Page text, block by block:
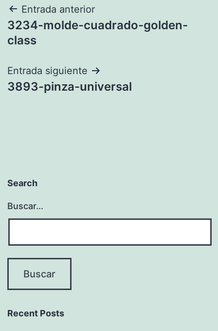
Navegación
de
Entrada anterior
3234-molde-cuadrado-golden-
class
Entrada siguiente
3893-pinza-universal
Search
Buscar...
Recent Posts